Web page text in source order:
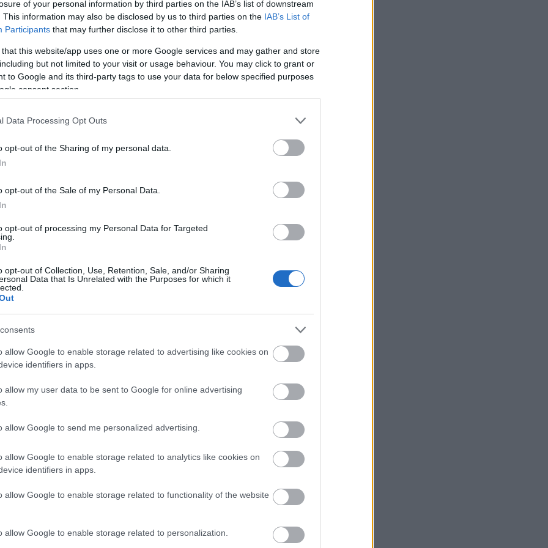
of your personal information by third parties on the IAB’s list of downstream
This information may also be disclosed by us to third parties on the IAB’s List of
Participants that may further disclose it to other third parties.
that this website/app uses one or more Google services and may gather and store
but not limited to your visit or usage behaviour. You may click to grant or
to Google and its third-party tags to use your data for below specified purposes
consent section.
Data Processing Opt Outs
opt-out of the Sharing of my personal data.
opt-out of the Sale of my Personal Data.
opt-out of processing my Personal Data for Targeted
opt-out of Collection, Use, Retention, Sale, and/or Sharing
Data that Is Unrelated with the Purposes for which it
allow Google to enable storage related to advertising like cookies on
identifiers in apps.
allow my user data to be sent to Google for online advertising
allow Google to send me personalized advertising.
allow Google to enable storage related to analytics like cookies on
identifiers in apps.
allow Google to enable storage related to functionality of the website
allow Google to enable storage related to personalization.
γνώριμες καταστάσεις, όχι επειδή δεν είναι
αντιμετωπίσουν βαθύτερους εσωτερικούς φόβους. Το
τους απαιτεί θάρρος, ειλικρίνεια και αυθεντικότητα.
έρχεται η γαλήνη στη ζωή τους
να γίνουν
ζωή τους
φόβος σου δεν είναι η
ό,τι σου προκαλεί δυσάρεστα συναισθήματα,
τον εαυτό σου. Στην πραγματικότητα, όμως, απλώς
φόβων σου. Το νέο κεφάλαιο της ζωής σου απαιτεί να
και να συνειδητοποιήσεις ότι δεν σε